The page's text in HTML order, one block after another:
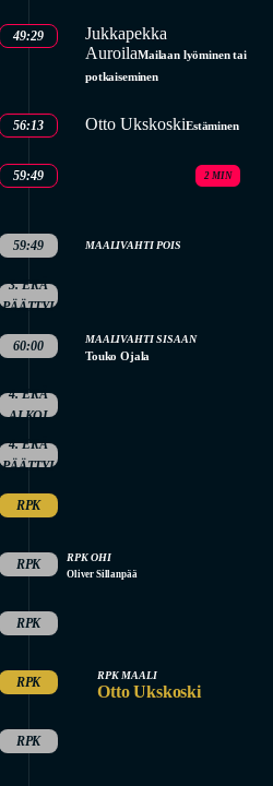
49:29
Jukkapekka
AuroilaMailaan lyöminen tai
potkaiseminen
56:13 Otto UkskoskiEstäminen
2 MIN
59:49
59:49 MAALIVAHTI POIS
3. ERÄ
PÄÄTTYI
60:00 MAALIVAHTI SISAAN
Touko Ojala
4. ERÄ
ALKOI
4. ERÄ
PÄÄTTYI
RPK
RPK RPK OHI
Oliver Sillanpää
RPK
RPK RPK MAALI
Otto Ukskoski
RPK